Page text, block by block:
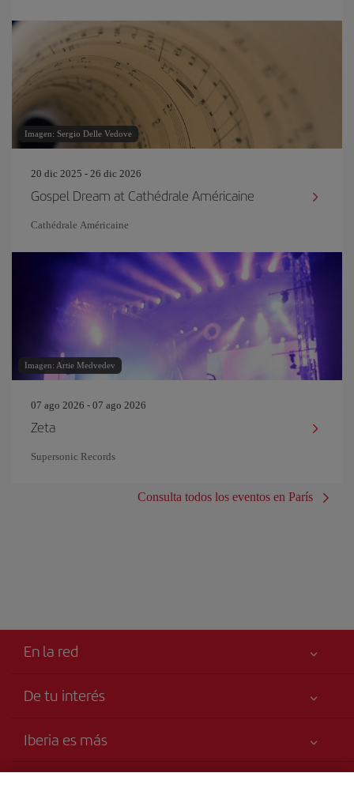
Imagen: Sergio Delle Vedove
20 dic 2025 - 26 dic 2026
Gospel Dream at Cathédrale Américaine
Cathédrale Américaine
Imagen: Artie Medvedev
07 ago 2026 - 07 ago 2026
Zeta
Supersonic Records
Consulta todos los eventos en París
En la red
De tu interés
Declaración de accesibilidad
Compromiso de servicio
Iberia es más